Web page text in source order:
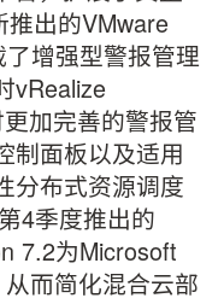
出的VMware
增强型警报管理
vRealize
加完善的警报管
制面板以及适用
分布式资源调度
4季度推出的
7.2为Microsoft
而简化混合云部